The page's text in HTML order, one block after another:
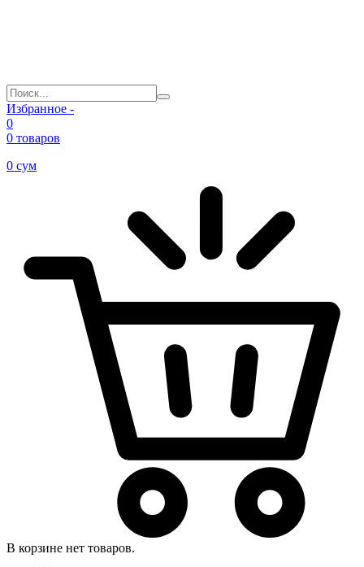
Избранное -
0
0 товаров
0 сум
В корзине нет товаров.